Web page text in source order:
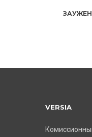
VERSIA